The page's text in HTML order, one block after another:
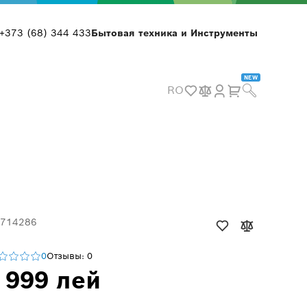
+373 (68) 344 433Бытовая техника и Инструменты
RO
NEW
0Отзывы: 0
лей